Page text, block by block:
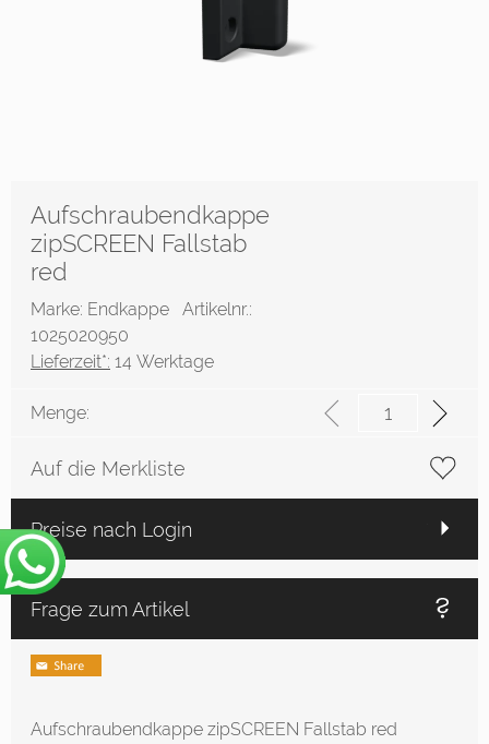
Aufschraubendkappe
zipSCREEN Fallstab
red
Marke: Endkappe Artikelnr.:
1025020950
Lieferzeit*: 14 Werktage
Menge:
Auf die Merkliste
Preise nach Login
Frage zum Artikel
Aufschraubendkappe zipSCREEN Fallstab red